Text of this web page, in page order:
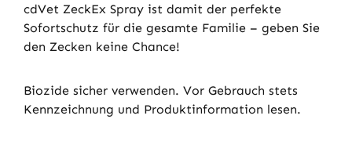
cdVet ZeckEx Spray ist damit der perfekte
Sofortschutz für die gesamte Familie – geben Sie
den Zecken keine Chance!
Biozide sicher verwenden. Vor Gebrauch stets
Kennzeichnung und Produktinformation lesen.